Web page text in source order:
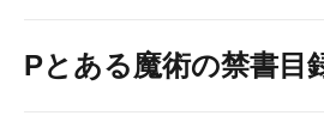
Pとある魔術の禁書目